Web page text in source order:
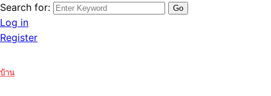
Search for:
Log in
Register
บ้าน